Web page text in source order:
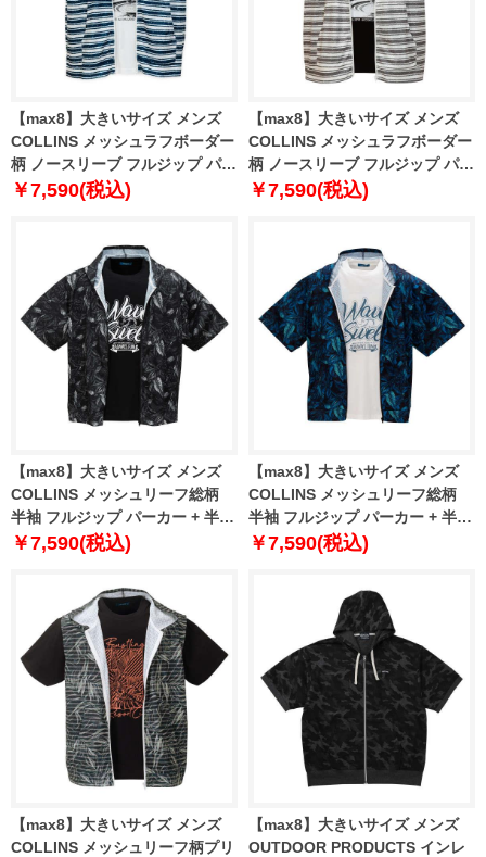
【max8】大きいサイズ メンズ
COLLINS メッシュラフボーダー
柄 ノースリーブ フルジップ パー
カー + 半袖 Tシャツ ネイビー×ホ
￥7,590(税込)
【max8】大きいサイズ メンズ
COLLINS メッシュラフボーダー
柄 ノースリーブ フルジップ パー
カー + 半袖 Tシャツ ブラウング
￥7,590(税込)
【max8】大きいサイズ メンズ
COLLINS メッシュリーフ総柄
半袖 フルジップ パーカー + 半袖
Tシャツ ブラック×ブラック
￥7,590(税込)
【max8】大きいサイズ メンズ
COLLINS メッシュリーフ総柄
半袖 フルジップ パーカー + 半袖
Tシャツ ブルー×ホワイト 1258-
￥7,590(税込)
【max8】大きいサイズ メンズ
COLLINS メッシュリーフ柄プリ
【max8】大きいサイズ メンズ
OUTDOOR PRODUCTS インレ